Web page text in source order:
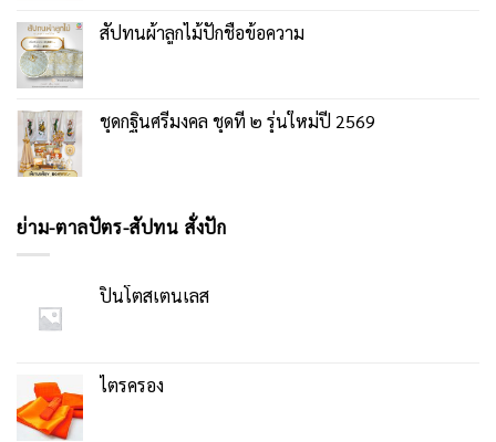
สัปทนผ้าลูกไม้ปักชื่อข้อความ
ชุดกฐินศรีมงคล ชุดที่ ๒ รุ่นใหม่ปี 2569
ย่าม-ตาลปัตร-สัปทน สั่งปัก
ปิ่นโตสเตนเลส
ไตรครอง